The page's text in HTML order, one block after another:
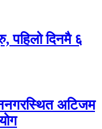
पहिलो दिनमै ६
अटिजम